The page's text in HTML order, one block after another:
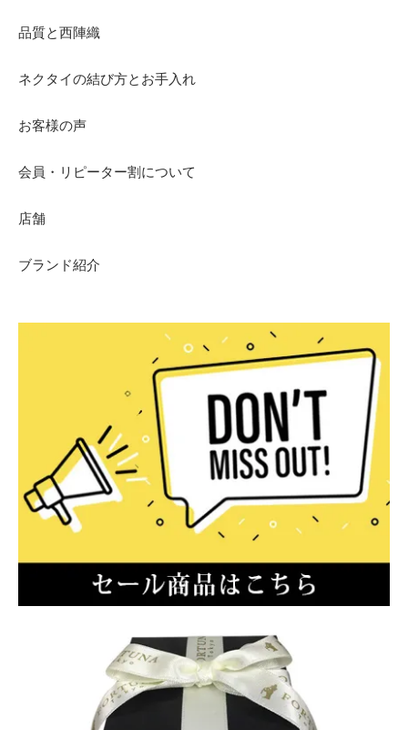
品質と西陣織
ネクタイの結び方とお手入れ
お客様の声
会員・リピーター割について
店舗
ブランド紹介